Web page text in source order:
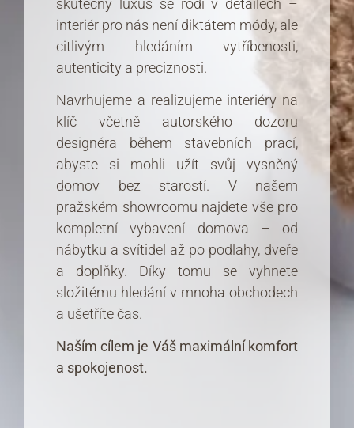
interiér pro nás není diktátem módy, ale
citlivým hledáním vytříbenosti,
autenticity a preciznosti.
Navrhujeme a realizujeme interiéry na
klíč včetně autorského dozoru
designéra během stavebních prací,
abyste si mohli užít svůj vysněný
domov bez starostí. V našem
pražském showroomu najdete vše pro
kompletní vybavení domova – od
nábytku a svítidel až po podlahy, dveře
a doplňky. Díky tomu se vyhnete
složitému hledání v mnoha obchodech
a ušetříte čas.
Naším cílem je Váš maximální komfort
a spokojenost.